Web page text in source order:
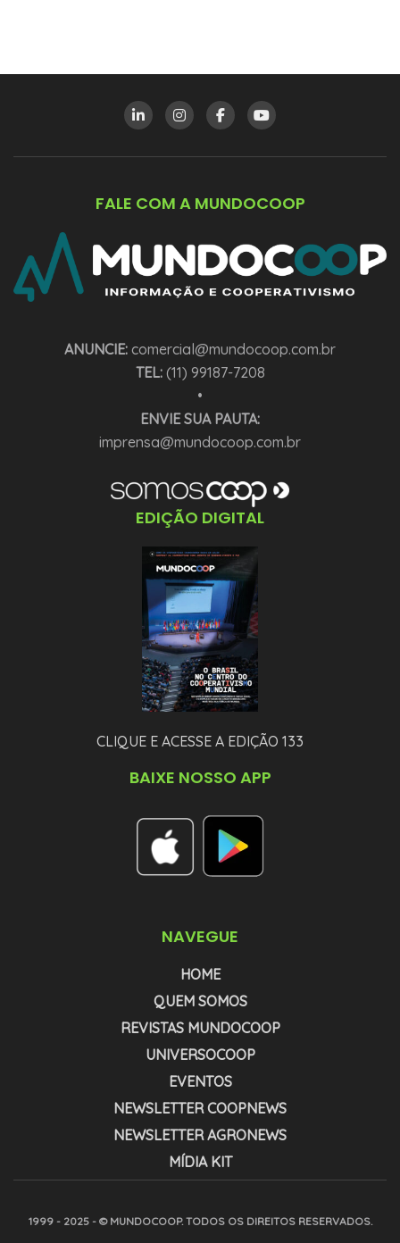
FALE COM A MUNDOCOOP
ANUNCIE: comercial@mundocoop.com.br
TEL:(11) 99187-7208
•
ENVIE SUA PAUTA:
imprensa@mundocoop.com.br
EDIÇÃO DIGITAL
CLIQUE E ACESSE A EDIÇÃO 133
BAIXE NOSSO APP
NAVEGUE
HOME
QUEM SOMOS
REVISTAS MUNDOCOOP
UNIVERSOCOOP
EVENTOS
NEWSLETTER COOPNEWS
NEWSLETTER AGRONEWS
MÍDIA KIT
1999 - 2025 - © MUNDOCOOP. TODOS OS DIREITOS RESERVADOS.